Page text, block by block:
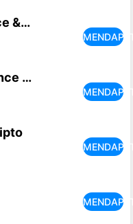
Empower: Advance & Credit
Brigit: Cash Advance & Credit